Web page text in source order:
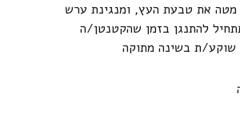
מטה את טבעת העץ, ומנגינת ערש
להתנגן בזמן שהקטנטן/ה
שוקע/ת בשינה מתוקה